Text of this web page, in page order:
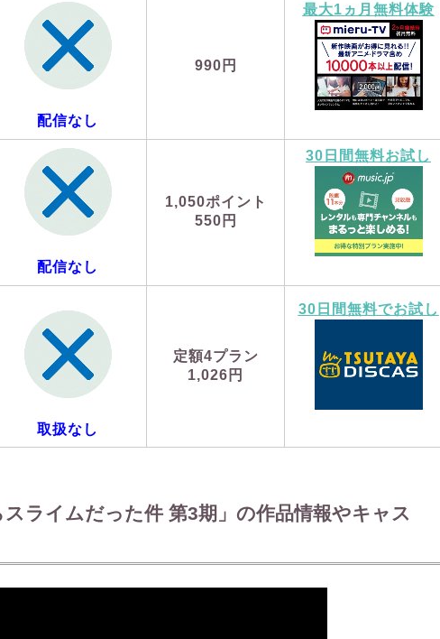
配信なし
990円
最大1ヵ月無料体験
配信なし
1,050ポイント
550円
30日間無料お試し
取扱なし
定額4プラン
1,026円
30日間無料でお試し
ライムだった件 第3期」の作品情報やキャス